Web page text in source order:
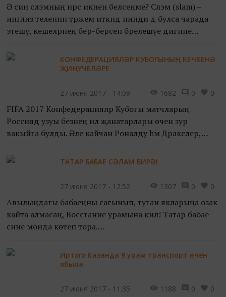
Ә син слэмның нәрсә икәнен беләсеңме? Слэм (slam) –
инглиз теленнән тәрҗемә иткәндә нинди дә булса чарада
этешү, кешеләрнең бер-берсенә бәрелешүе дигәнне
КОНФЕДЕРАЦИЯЛӘР КУБОГЫНЫҢ КЕЧКЕНӘ
ҖИҢҮЧЕЛӘРЕ
27 июня 2017 - 14:09 1682 0 0
FIFA 2017 Конфедерацияләр Кубогы матчларың
Россиядә узуы безнең ил җанатарлары өчен зур
вакыйга булды. Әле кайчан Роналду һәм Дракслер,
мөмкинлеге тәтер...ТАТАР БАБАЕ СӘЛАМ БИРӘ!
27 июня 2017 - 12:52 1307 0 0
Авылыңдагы бабаеңны сагынып, туган якларыңа озак
кайта алмасаң, Восстание урамына кил! Татар бабае
сине монда көтеп тора.
диварларыннан узып баручыларга тата...
Иртәгә Казанда 9 урам транспорт өчен
ябыла
27 июня 2017 - 11:35 1188 0 0